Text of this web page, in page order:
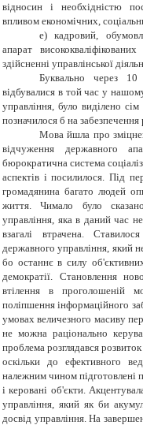
відносин і необхідністю
впливом економічних,
е) кадровий,
апарат
здійсненні управлінської
Буквально через 10
відбувалися в той час у
управління, було виділено
позначилося б на
Мова йшла про
відчуження державного
бюрократична система
аспектів і посилилося. Під
громадянина багато людей
життя. Чимало було
управління, яка в даний час
взагалі втрачена.
державного управління, який
бо останнє в силу
демократії. Становлення
втілення в проголошеній
поліпшення інформаційного
умовах величезного масиву
не можна раціонально
проблема розглядався
оскільки до ефективного
належним чином підготовлені
і керовані об'єкти.
управління, який як би
досвід управління. На